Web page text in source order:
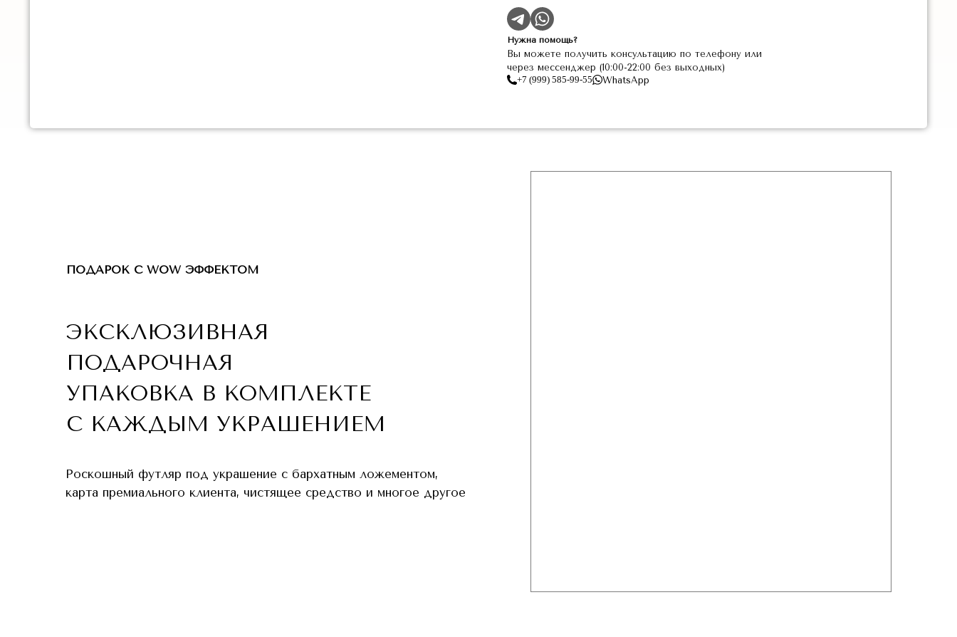
Нужна помощь?
Вы можете получить консультацию по телефону или
через мессенджер (10:00-22:00 без выходных)
+7 (999) 585-99-55
WhatsApp
ЭКСКЛЮЗИВНАЯ
ПОДАРОЧНАЯ
УПАКОВКА В КОМПЛЕКТЕ
С КАЖДЫМ УКРАШЕНИЕМ
Роскошный футляр под украшение с бархатным ложементом,
карта премиального клиента, чистящее средство и многое другое
ПОДАРОК С WOW ЭФФЕКТОМ